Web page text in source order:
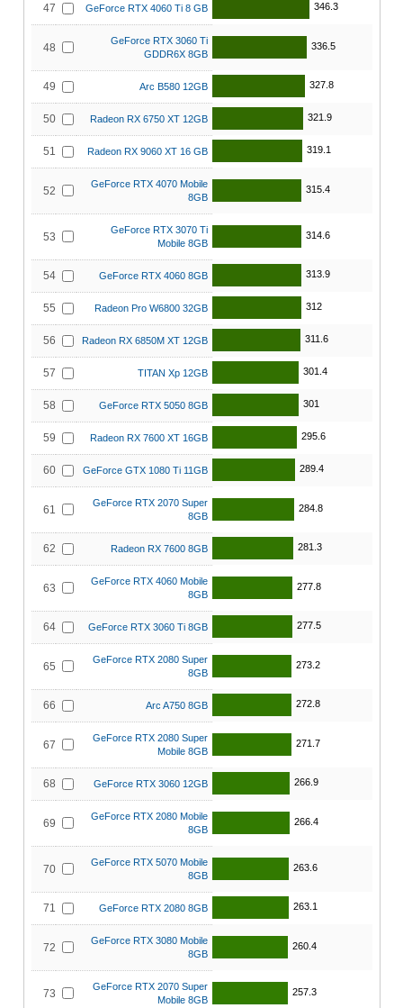
47 GeForce RTX 4060 Ti 8 GB 346.3
48
GeForce RTX 3060 Ti
GDDR6X 8GB
336.5
49 Arc B580 12GB 327.8
50 Radeon RX 6750 XT 12GB 321.9
51 Radeon RX 9060 XT 16 GB 319.1
52
GeForce RTX 4070 Mobile
8GB
315.4
53
GeForce RTX 3070 Ti
Mobile 8GB
314.6
54 GeForce RTX 4060 8GB 313.9
55 Radeon Pro W6800 32GB 312
56 Radeon RX 6850M XT 12GB 311.6
57 TITAN Xp 12GB 301.4
58 GeForce RTX 5050 8GB 301
59 Radeon RX 7600 XT 16GB 295.6
60 GeForce GTX 1080 Ti 11GB 289.4
61
GeForce RTX 2070 Super
8GB
284.8
62 Radeon RX 7600 8GB 281.3
63
GeForce RTX 4060 Mobile
8GB
277.8
64 GeForce RTX 3060 Ti 8GB 277.5
65
GeForce RTX 2080 Super
8GB
273.2
66 Arc A750 8GB 272.8
67
GeForce RTX 2080 Super
Mobile 8GB
271.7
68 GeForce RTX 3060 12GB 266.9
69
GeForce RTX 2080 Mobile
8GB
266.4
70
GeForce RTX 5070 Mobile
8GB
263.6
71 GeForce RTX 2080 8GB 263.1
72
GeForce RTX 3080 Mobile
8GB
260.4
73
GeForce RTX 2070 Super
Mobile 8GB
257.3